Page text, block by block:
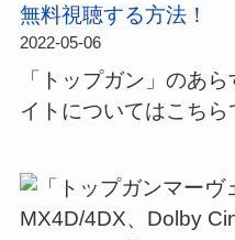
無料視聴する方法！
2022-05-06
「トップガン」のあ
イトについてはこちら